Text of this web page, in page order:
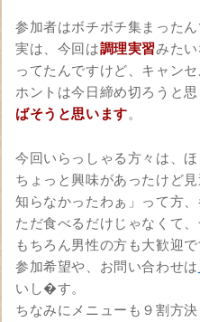
参加者はボチボチ集まったん
実は、今回は調理実習みた
ってたんですけど、キャン
ホントは今日締め切ろうと
ばそうと思います。
今回いらっしゃる方々は、ほ
ちょっと興味があったけど
知らなかったわぁ」って方
ただ食べるだけじゃなくて
もちろん男性の方も大歓迎で
参加希望や、お問い合わせは
いし�す。
ちなみにメニューも９割方